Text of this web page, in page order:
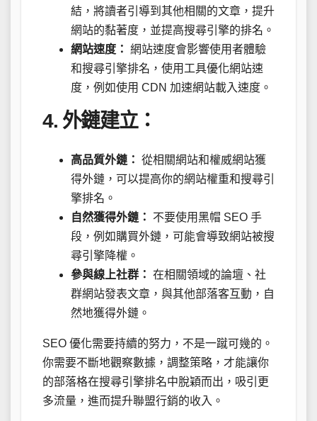
結，將讀者引導到其他相關的文章，提升
網站的黏著度，並提高搜尋引擎的排名。
網站速度： 網站速度會影響使用者體驗
和搜尋引擎排名，使用工具優化網站速
度，例如使用 CDN 加速網站載入速度。
4. 外鏈建立：
高品質外鏈： 從相關網站和權威網站獲
得外鏈，可以提高你的網站權重和搜尋引
擎排名。
自然獲得外鏈：
不要使用黑帽 SEO 手
段，例如購買外鏈，可能會導致網站被搜
尋引擎降權。
參與線上社群： 在相關領域的論壇、社
群網站發表文章，與其他部落客互動，自
然地獲得外鏈。
SEO 優化需要持續的努力，不是一蹴可幾的。
你需要不斷地觀察數據，調整策略，才能讓你
的部落格在搜尋引擎排名中脫穎而出，吸引更
多流量，進而提升聯盟行銷的收入。